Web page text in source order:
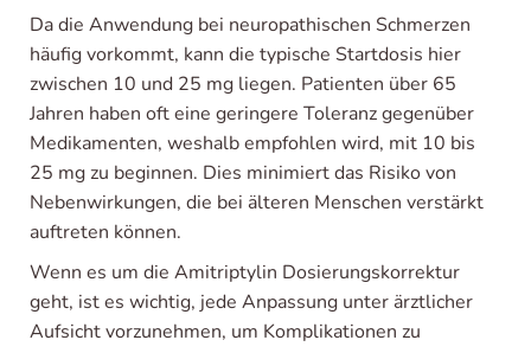
Da die Anwendung bei neuropathischen Schmerzen
häufig vorkommt, kann die typische Startdosis hier
zwischen 10 und 25 mg liegen. Patienten über 65
Jahren haben oft eine geringere Toleranz gegenüber
Medikamenten, weshalb empfohlen wird, mit 10 bis
25 mg zu beginnen. Dies minimiert das Risiko von
Nebenwirkungen, die bei älteren Menschen verstärkt
auftreten können.
Wenn es um die Amitriptylin Dosierungskorrektur
geht, ist es wichtig, jede Anpassung unter ärztlicher
Aufsicht vorzunehmen, um Komplikationen zu